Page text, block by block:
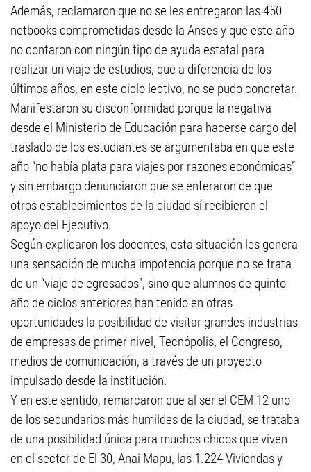
Además, reclamaron que no se les entregaron las 450
netbooks comprometidas desde la Anses y que este año
no contaron con ningún tipo de ayuda estatal para
realizar un viaje de estudios, que a diferencia de los
últimos años, en este ciclo lectivo, no se pudo concretar.
Manifestaron su disconformidad porque la negativa
desde el Ministerio de Educación para hacerse cargo del
traslado de los estudiantes se argumentaba en que este
año “no había plata para viajes por razones económicas”
y sin embargo denunciaron que se enteraron de que
otros establecimientos de la ciudad sí recibieron el
apoyo del Ejecutivo.
Según explicaron los docentes, esta situación les genera
una sensación de mucha impotencia porque no se trata
de un “viaje de egresados”, sino que alumnos de quinto
año de ciclos anteriores han tenido en otras
oportunidades la posibilidad de visitar grandes industrias
de empresas de primer nivel, Tecnópolis, el Congreso,
medios de comunicación, a través de un proyecto
impulsado desde la institución.
Y en este sentido, remarcaron que al ser el CEM 12 uno
de los secundarios más humildes de la ciudad, se trataba
de una posibilidad única para muchos chicos que viven
en el sector de El 30, Anai Mapu, las 1.224 Viviendas y